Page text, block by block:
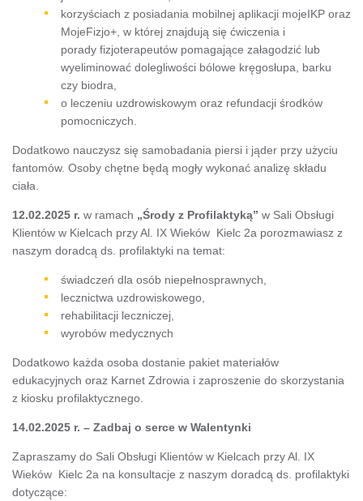
korzyściach z posiadania mobilnej aplikacji mojeIKP oraz
MojeFizjo+, w której znajdują się ćwiczenia i
porady fizjoterapeutów pomagające załagodzić lub
wyeliminować dolegliwości bólowe kręgosłupa, barku
czy biodra,
o leczeniu uzdrowiskowym oraz refundacji środków
pomocniczych.
Dodatkowo nauczysz się samobadania piersi i jąder przy użyciu
fantomów. Osoby chętne będą mogły wykonać analizę składu
ciała.
12.02.2025 r. w ramach „Środy z Profilaktyką” w Sali Obsługi
Klientów w Kielcach przy Al. IX Wieków Kielc 2a porozmawiasz z
naszym doradcą ds. profilaktyki na temat:
świadczeń dla osób niepełnosprawnych,
lecznictwa uzdrowiskowego,
rehabilitacji leczniczej,
wyrobów medycznych
Dodatkowo każda osoba dostanie pakiet materiałów
edukacyjnych oraz Karnet Zdrowia i zaproszenie do skorzystania
z kiosku profilaktycznego.
14.02.2025 r. – Zadbaj o serce w Walentynki
Zapraszamy do Sali Obsługi Klientów w Kielcach przy Al. IX
Wieków Kielc 2a na konsultacje z naszym doradcą ds. profilaktyki
dotyczące: